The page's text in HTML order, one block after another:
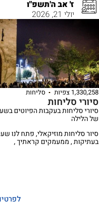
ז' אב ה'תשפ"ו
יולי 21, 2026
1,330,258 צפיות סליחות
סיורי סליחות
סיורי סליחות בעקבות הפיוטים
של הלילה
סיור סליחות מוזיקאלי, פתח לנו
בעתיקות , ממעמקים קראתיך ,